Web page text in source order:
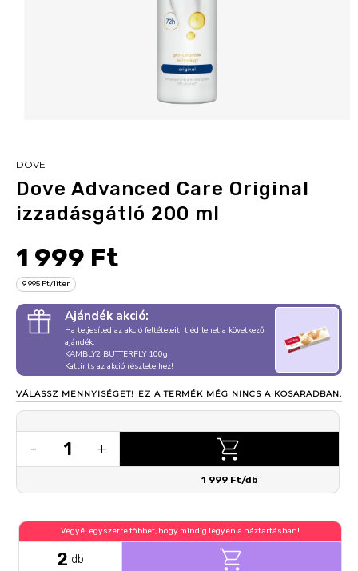
DOVE
Dove Advanced Care Original
izzadásgátló 200 ml
1 999 Ft
9 995 Ft/liter
Ajándék akció:
Ha teljesíted az akció feltételeit, tiéd lehet a következő
ajándék:
KAMBLY2 BUTTERFLY 100g
Kattints az akció részleteihez!
VÁLASSZ MENNYISÉGET! EZ A TERMÉK MÉG NINCS A KOSARADBAN.
- 1 +
1 999 Ft/db
Vegyél egyszerre többet, hogy mindig legyen a háztartásban!
2 db